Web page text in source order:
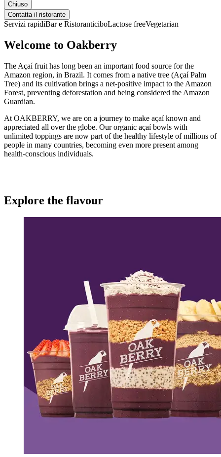
Chiuso
Contatta il ristorante
Servizi rapidiBar e RistoranticiboLactose freeVegetarian
Welcome to Oakberry
The Açaí fruit has long been an important food source for the
Amazon region, in Brazil. It comes from a native tree (Açaí Palm
Tree) and its cultivation brings a net-positive impact to the Amazon
Forest, preventing deforestation and being considered the Amazon
Guardian.
At OAKBERRY, we are on a journey to make açaí known and
appreciated all over the globe. Our organic açaí bowls with
unlimited toppings are now part of the healthy lifestyle of millions of
people in many countries, becoming even more present among
health-conscious individuals.
Explore the flavour